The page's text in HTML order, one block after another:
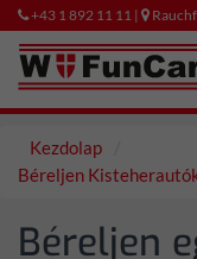
+43 1 892 11 11 |
Kezdolap
Béreljen
Béreljen